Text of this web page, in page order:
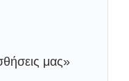
μας»